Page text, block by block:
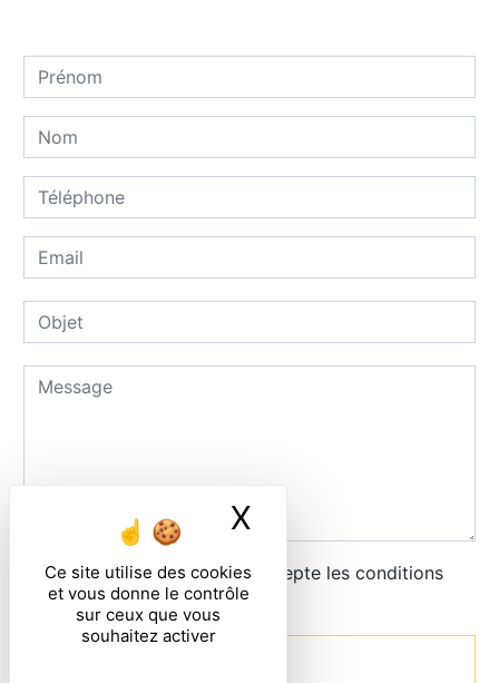
Ce site utilise des cookies
et vous donne le contrôle
sur ceux que vous
souhaitez activer
X
En cochant cette case, j'accepte les conditions
particulières ci-dessous **